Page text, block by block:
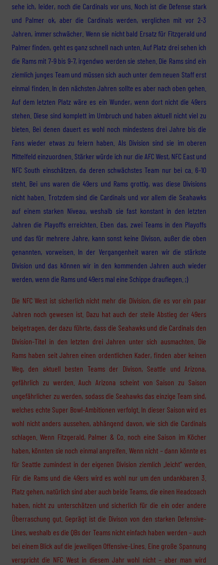
sehe ich, leider, noch die Cardinals vor uns. Noch ist die Defense stark
und Palmer ok, aber die Cardinals werden, verglichen mit vor 2-3
Jahren, immer schwächer. Wenn sie nicht bald Ersatz für Fitzgerald und
Palmer finden, geht es ganz schnell nach unten. Auf Platz drei sehen ich
die Rams mit 7-9 bis 9-7, irgendwo werden sie stehen. Die Rams sind ein
ziemlich junges Team und müssen sich auch unter dem neuen Staff erst
einmal finden. In den nächsten Jahren sollte es aber nach oben gehen.
Auf dem letzten Platz wäre es ein Wunder, wenn dort nicht die 49ers
stehen. Diese sind komplett im Umbruch und haben aktuell nicht viel zu
bieten. Bei denen dauert es wohl noch mindestens drei Jahre bis die
Fans wieder etwas zu feiern haben. Als Division sind sie im oberen
Mittelfeld einzuordnen. Stärker würde ich nur die AFC West, NFC East und
NFC South einschätzen, da deren schwächstes Team nur bei ca. 6-10
steht. Bei uns waren die 49ers und Rams grottig, was diese Divisions
nicht haben. Trotzdem sind die Cardinals und vor allem die Seahawks
auf einem starken Niveau, weshalb sie fast konstant in den letzten
Jahren die Playoffs erreichten. Eben das, zwei Teams in den Playoffs
und das für mehrere Jahre, kann sonst keine Divison, außer die oben
genannten, vorweisen. In der Vergangenheit waren wir die stärkste
Division und das können wir in den kommenden Jahren auch wieder
werden, wenn die Rams und 49ers mal eine Schippe drauflegen. ;)
Die NFC West ist sicherlich nicht mehr die Division, die es vor ein paar
Jahren noch gewesen ist. Dazu hat auch der steile Abstieg der 49ers
beigetragen, der dazu führte, dass die Seahawks und die Cardinals den
Division-Titel in den letzten drei Jahren unter sich ausmachten. Die
Rams haben seit Jahren einen ordentlichen Kader, finden aber keinen
Weg, den aktuell besten Teams der Divison, Seattle und Arizona,
gefährlich zu werden. Auch Arizona scheint von Saison zu Saison
ungefährlicher zu werden, sodass die Seahawks das einzige Team sind,
welches echte Super Bowl-Ambitionen verfolgt. In dieser Saison wird es
wohl nicht anders aussehen, abhängend davon, wie sich die Cardinals
schlagen. Wenn Fitzgerald, Palmer & Co. noch eine Saison im Köcher
haben, könnten sie noch einmal angreifen. Wenn nicht – dann könnte es
für Seattle zumindest in der eigenen Division ziemlich „leicht“ werden.
Für die Rams und die 49ers wird es wohl nur um den undankbaren 3.
Platz gehen, natürlich sind aber auch beide Teams, die einen Headcoach
haben, nicht zu unterschätzen und sicherlich für die ein oder andere
Überraschung gut. Geprägt ist die Divison von den starken Defensive-
Lines, weshalb es die QBs der Teams nicht einfach haben werden – auch
bei einem Blick auf die jeweiligen Offensive-Lines. Eine große Spannung
verspricht die NFC West in diesem Jahr wohl nicht – aber man wird